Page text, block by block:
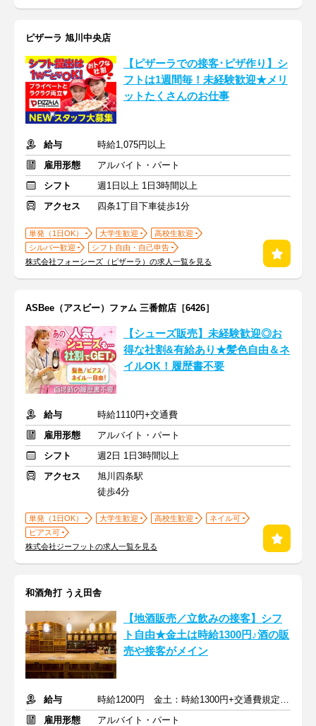
ピザーラ 旭川中央店
【ピザーラでの接客･ピザ作り】シ
フトは1週間毎！未経験歓迎★メリ
ットたくさんのお仕事
給与
時給1,075円以上
雇用形態
アルバイト・パート
シフト
週1日以上 1日3時間以上
アクセス
四条1丁目下車徒歩1分
単発（1日OK） 大学生歓迎
高校生歓迎
シルバー歓迎
シフト自由・自己申告
株式会社フォーシーズ（ピザーラ）の求人一覧を見る
ASBee（アスビー）ファム 三番館店［6426］
【シューズ販売】未経験歓迎◎お
得な社割&有給あり★髪色自由＆ネ
イルOK！履歴書不要
給与
時給1110円+交通費
雇用形態
アルバイト・パート
シフト
週2日 1日3時間以上
アクセス
旭川四条駅
徒歩4分
単発（1日OK） 大学生歓迎 高校生歓迎
ネイル可
ピアス可
株式会社ジーフットの求人一覧を見る
和酒角打 うえ田舎
【地酒販売／立飲みの接客】シフ
ト自由★金土は時給1300円♪酒の販
売や接客がメイン
給与
時給1200円 金土：時給1300円+交通費規定支給
雇用形態
アルバイト・パート